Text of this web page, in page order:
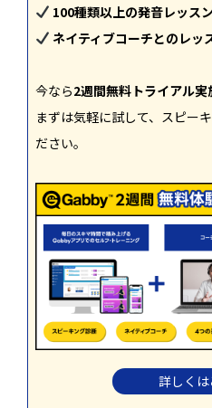
100種類以上の発音レッス
ネイティブコーチとのレッ
今なら2週間無料トライアル実
まずは気軽に試して、スピー
ださい。
詳しくは